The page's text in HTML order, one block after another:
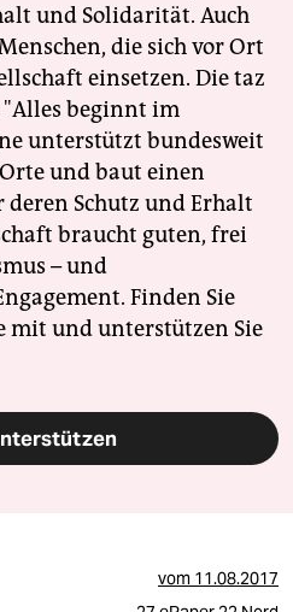
und Solidarität. Auch
die sich vor Ort
einsetzen. Die taz
beginnt im
unterstützt bundesweit
und baut einen
Schutz und Erhalt
braucht guten, frei
– und
Finden Sie
mit und unterstützen Sie
vom 11.08.2017